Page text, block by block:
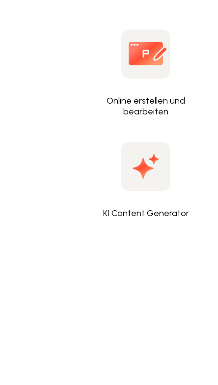
Online erstellen und
bearbeiten
KI Content Generator